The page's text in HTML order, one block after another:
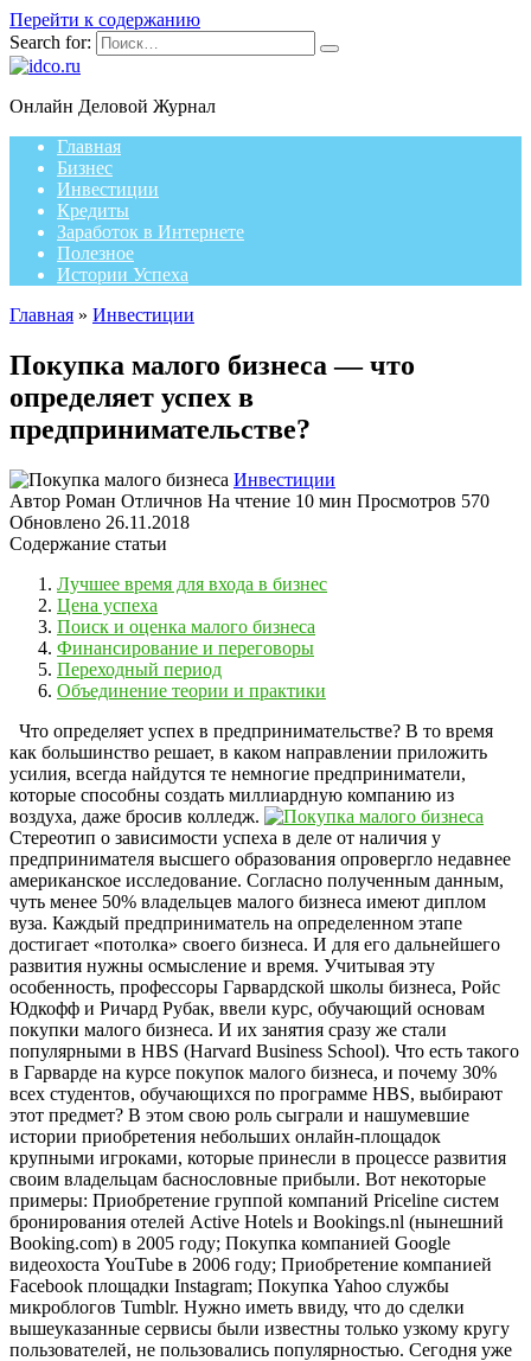
Перейти к содержанию
Search for:
Онлайн Деловой Журнал
Главная
Бизнес
Инвестиции
Кредиты
Заработок в Интернете
Полезное
Истории Успеха
Главная » Инвестиции
Покупка малого бизнеса — что
определяет успех в
предпринимательстве?
Инвестиции
Автор Роман Отличнов На чтение 10 мин Просмотров 570
Обновлено 26.11.2018
Содержание статьи
Лучшее время для входа в бизнес
Цена успеха
Поиск и оценка малого бизнеса
Финансирование и переговоры
Переходный период
Объединение теории и практики
Что определяет успех в предпринимательстве? В то время
как большинство решает, в каком направлении приложить
усилия, всегда найдутся те немногие предприниматели,
которые способны создать миллиардную компанию из
воздуха, даже бросив колледж.
Стереотип о зависимости успеха в деле от наличия у
предпринимателя высшего образования опровергло недавнее
американское исследование. Согласно полученным данным,
чуть менее 50% владельцев малого бизнеса имеют диплом
вуза. Каждый предприниматель на определенном этапе
достигает «потолка» своего бизнеса. И для его дальнейшего
развития нужны осмысление и время. Учитывая эту
особенность, профессоры Гарвардской школы бизнеса, Ройс
Юдкофф и Ричард Рубак, ввели курс, обучающий основам
покупки малого бизнеса. И их занятия сразу же стали
популярными в HBS (Harvard Business School). Что есть такого
в Гарварде на курсе покупок малого бизнеса, и почему 30%
всех студентов, обучающихся по программе HBS, выбирают
этот предмет? В этом свою роль сыграли и нашумевшие
истории приобретения небольших онлайн-площадок
крупными игроками, которые принесли в процессе развития
своим владельцам баснословные прибыли. Вот некоторые
примеры: Приобретение группой компаний Priceline систем
бронирования отелей Active Hotels и Bookings.nl (нынешний
Booking.com) в 2005 году; Покупка компанией Google
видеохоста YouTube в 2006 году; Приобретение компанией
Facebook площадки Instagram; Покупка Yahoo службы
микроблогов Tumblr. Нужно иметь ввиду, что до сделки
вышеуказанные сервисы были известны только узкому кругу
пользователей, не пользовались популярностью. Сегодня уже